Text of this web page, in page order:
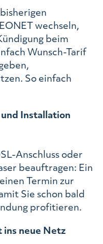
wechseln,
beim
Wunsch-Tarif
So einfach
Installation
Anschluss oder
beauftragen: Ein
Termin zur
Sie schon bald
profitieren.
neue Netz